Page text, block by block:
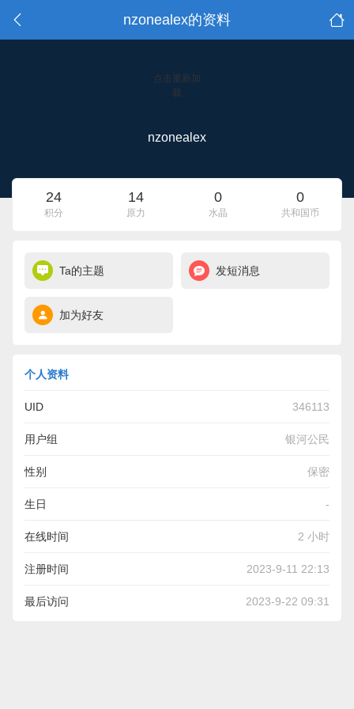
nzonealex的资料
点击重新加
载
nzonealex
24
积分
14
原力
0
水晶
0
共和国币
Ta的主题 发短消息
加为好友
个人资料
UID 346113
用户组 银河公民
性别 保密
生日 -
在线时间 2 小时
注册时间 2023-9-11 22:13
最后访问 2023-9-22 09:31